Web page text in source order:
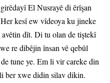
El Nusrayê di êrîşan
kesî ew vîdeoya ku jineke
dît. Di tu olan de tiştekî
re dibêjin însan vê qebûl
tune ye. Em li vir careke din
ber xwe didin silav dikin.